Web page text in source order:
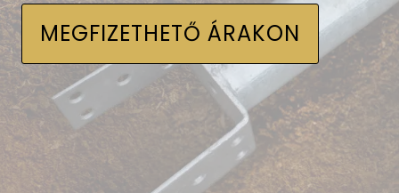
MEGFIZETHETŐ ÁRAKON